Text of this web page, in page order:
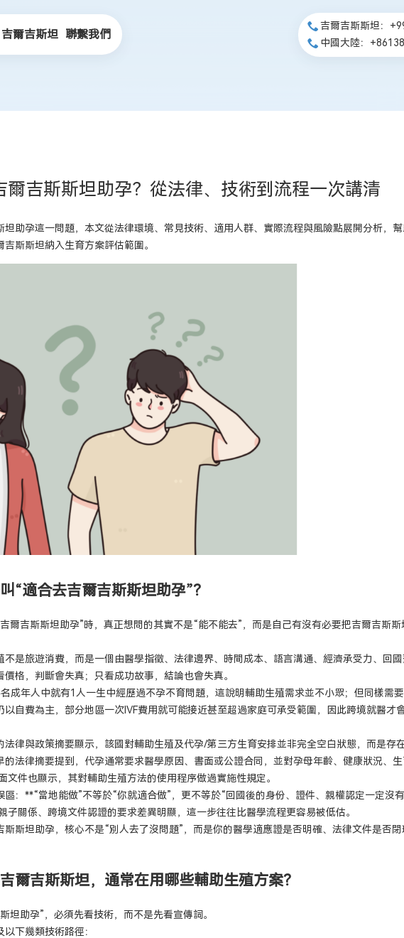
吉爾吉斯坦 聯繫我們
吉爾吉斯斯坦：
中國大陸：
爾吉斯斯坦助孕？從法律、技術到流程一次講清
坦助孕這一問題，本文從法律環境、常見技術、適用人群、實際流程與風險點展開分析，
斯斯坦納入生育方案評估範圍。
“適合去吉爾吉斯斯坦助孕”？
爾吉斯斯坦助孕”時，真正想問的其實不是“能不能去”，而是自己有沒有必要把吉爾吉斯斯
是旅遊消費，而是一個由醫學指徵、法律邊界、時間成本、語言溝通、經濟承受力、回國
格，判斷會失真；只看成功故事，結論也會失真。
成年人中就有1人一生中經歷過不孕不育問題，這說明輔助生殖需求並不小眾；但同樣需
自費為主，部分地區一次IVF費用就可能接近甚至超過家庭可承受範圍，因此跨境就醫才
法律與政策摘要顯示，該國對輔助生殖及代孕/第三方生育安排並非完全空白狀態，而是存
法律摘要提到，代孕通常要求醫學原因、書面或公證合同，並對孕母年齡、健康狀況、生
文件也顯示，其對輔助生殖方法的使用程序做過實施性規定。
：**“當地能做”不等於“你就適合做”，更不等於“回國後的身份、證件、親權認定一定沒
子關係、跨境文件認證的要求差異明顯，這一步往往比醫學流程更容易被低估。
斯坦助孕，核心不是“別人去了沒問題”，而是你的醫學適應證是否明確、法律文件是否閉
爾吉斯斯坦，通常在用哪些輔助生殖方案？
坦助孕”，必須先看技術，而不是先看宣傳詞。
下幾類技術路徑：